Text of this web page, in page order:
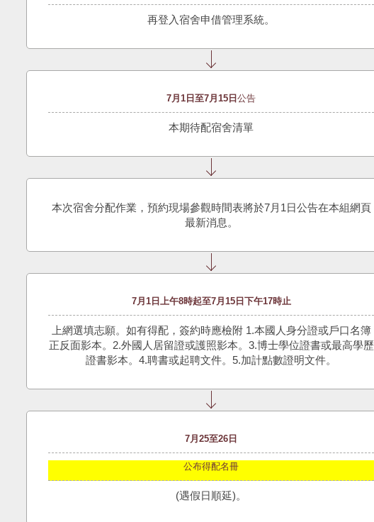
再登入宿舍申借管理系統。
7月1日至7月15日 公告
本期待配宿舍清單
本次宿舍分配作業，預約現場參觀時間表將於7月1日公告在本組網頁
最新消息。
7月1日上午8時起至7月15日下午17時止
上網選填志願。如有得配，簽約時應檢附 1.本國人身分證或戶口名簿
正反面影本。2.外國人居留證或護照影本。3.博士學位證書或最高學歷
證書影本。4.聘書或起聘文件。5.加計點數證明文件。
7月25至26日
公布得配名冊
(遇假日順延)。